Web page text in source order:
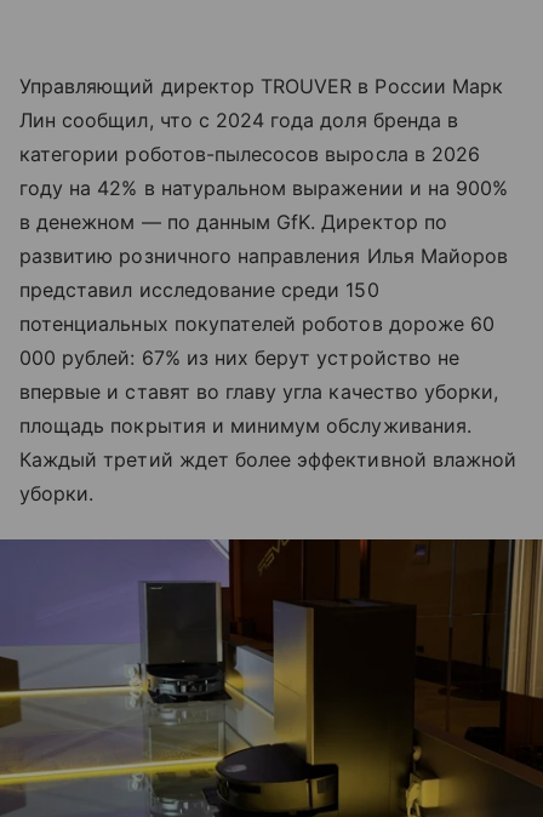
Управляющий директор TROUVER в России Марк
Лин сообщил, что с 2024 года доля бренда в
категории роботов-пылесосов выросла в 2026
году на 42% в натуральном выражении и на 900%
в денежном — по данным GfK. Директор по
развитию розничного направления Илья Майоров
представил исследование среди 150
потенциальных покупателей роботов дороже 60
000 рублей: 67% из них берут устройство не
впервые и ставят во главу угла качество уборки,
площадь покрытия и минимум обслуживания.
Каждый третий ждет более эффективной влажной
уборки.